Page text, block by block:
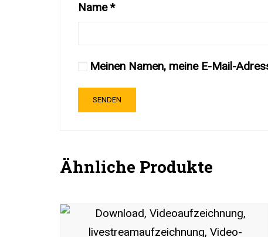
Name*
Meinen Namen, meine E-Mail-
Ähnliche Produkte